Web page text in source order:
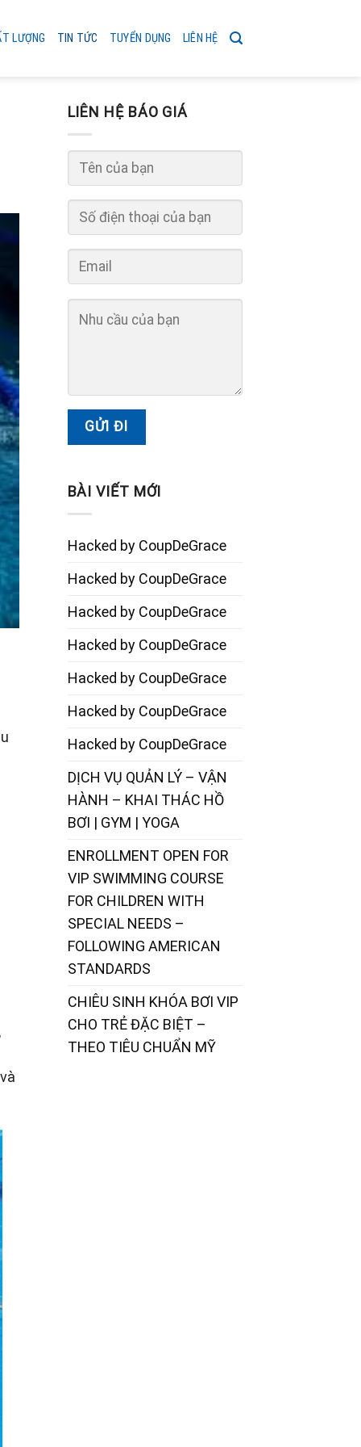
LƯỢNG TIN TỨC TUYỂN DỤNG LIÊN HỆ
LIÊN HỆ BÁO GIÁ
BÀI VIẾT MỚI
Hacked by CoupDeGrace
Hacked by CoupDeGrace
Hacked by CoupDeGrace
Hacked by CoupDeGrace
Hacked by CoupDeGrace
Hacked by CoupDeGrace
Hacked by CoupDeGrace
DỊCH VỤ QUẢN LÝ – VẬN
HÀNH – KHAI THÁC HỒ
BƠI | GYM | YOGA
ENROLLMENT OPEN FOR
VIP SWIMMING COURSE
FOR CHILDREN WITH
SPECIAL NEEDS –
FOLLOWING AMERICAN
STANDARDS
CHIÊU SINH KHÓA BƠI VIP
CHO TRẺ ĐẶC BIỆT –
THEO TIÊU CHUẨN MỸ